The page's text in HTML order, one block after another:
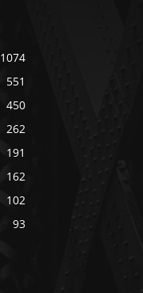
1074
551
450
262
191
162
102
93